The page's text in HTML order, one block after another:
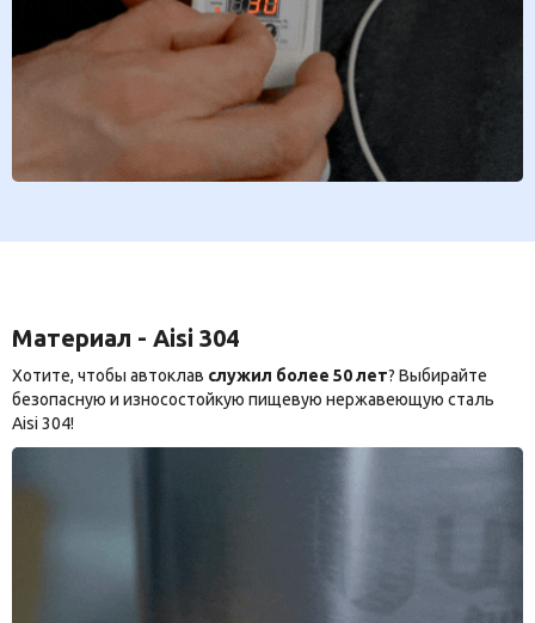
Материал - Aisi 304
Хотите, чтобы автоклав служил более 50 лет? Выбирайте
безопасную и износостойкую пищевую нержавеющую сталь
Aisi 304!